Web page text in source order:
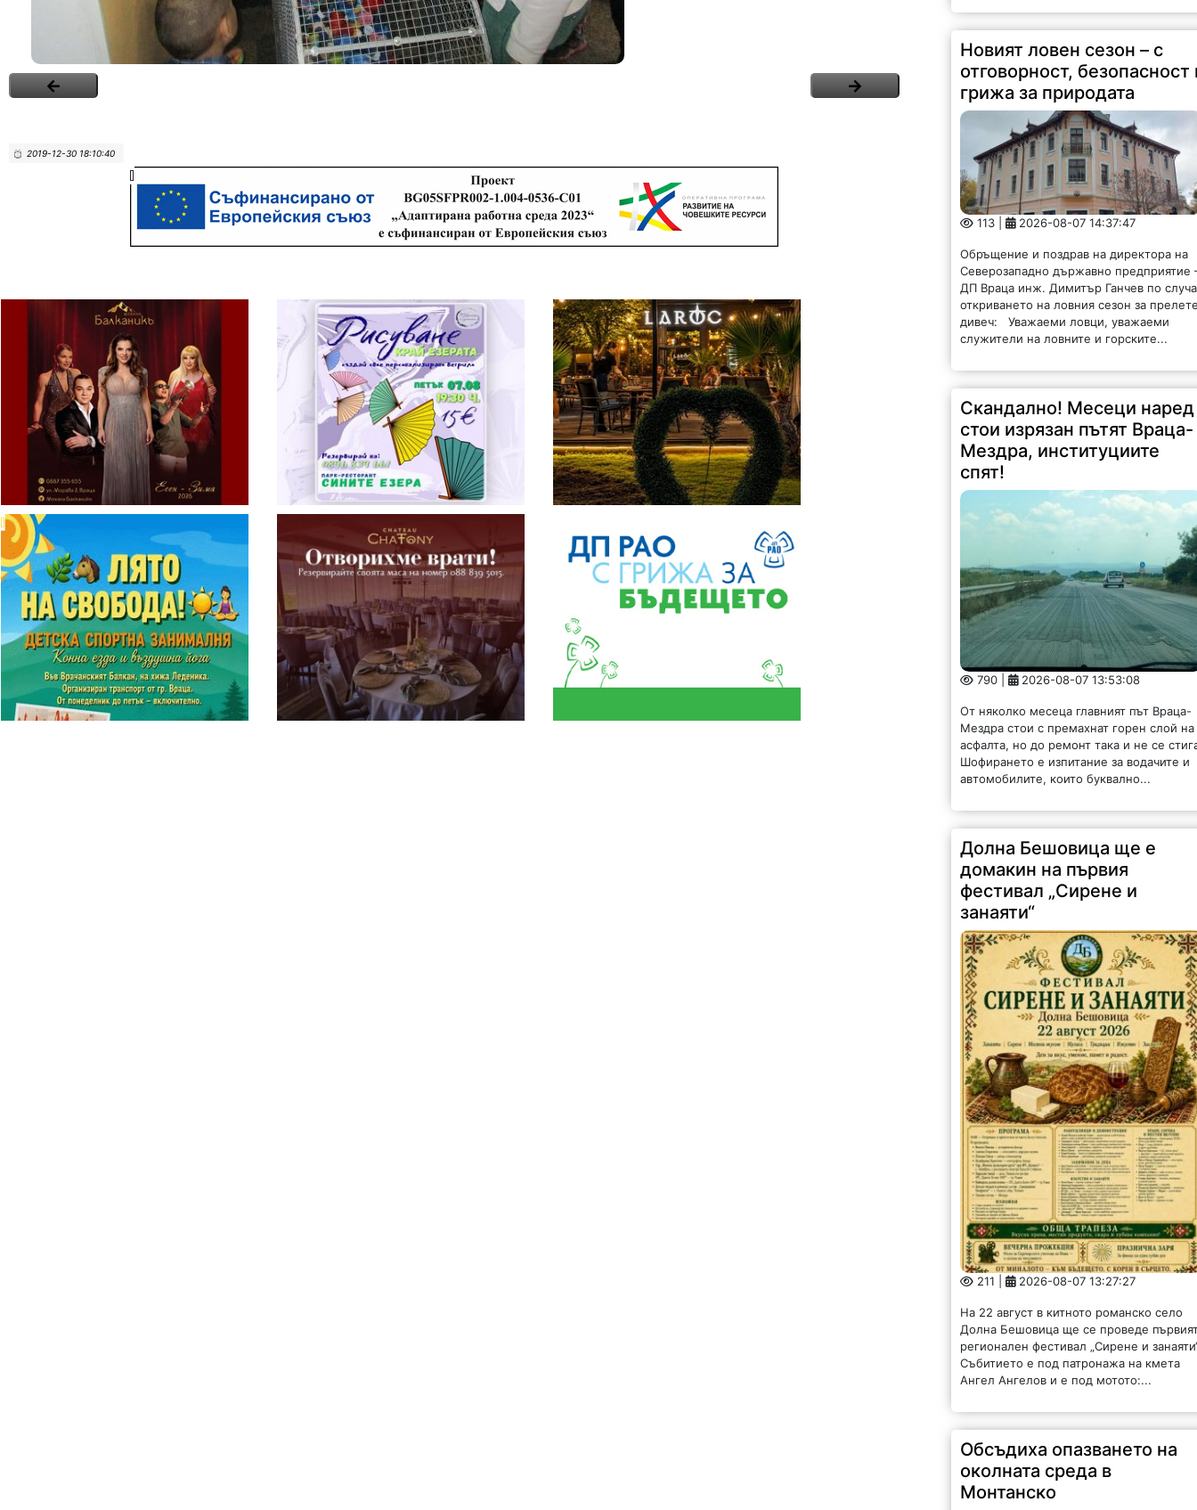
2019-12-30 18:10:40
Новият ловен сезон – с
отговорност, безопасност
грижа за природата
113 | 2026-08-07 14:37:47
Обръщение и поздрав на директора на
Северозападно държавно предприятие
ДП Враца инж. Димитър Ганчев по
откриването на ловния сезон за
дивеч: Уважаеми ловци, уважаеми
служители на ловните и горските...
Скандално! Месеци наред
стои изрязан пътят Враца-
Мездра, институциите
спят!
790 | 2026-08-07 13:53:08
От няколко месеца главният път Враца-
Мездра стои с премахнат горен слой на
асфалта, но до ремонт така и не се
Шофирането е изпитание за водачите и
автомобилите, които буквално...
Долна Бешовица ще е
домакин на първия
фестивал „Сирене и
занаяти“
211 | 2026-08-07 13:27:27
На 22 август в китното романско село
Долна Бешовица ще се проведе
регионален фестивал „Сирене и
Събитието е под патронажа на кмета
Ангел Ангелов и е под мотото:...
Обсъдиха опазването на
околната среда в
Монтанско